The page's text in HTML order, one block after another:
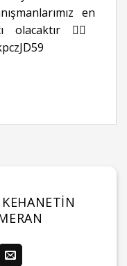
en
olacaktır 👉🏻